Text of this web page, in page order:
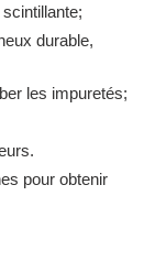
scintillante;
durable,
les impuretés;
pour obtenir